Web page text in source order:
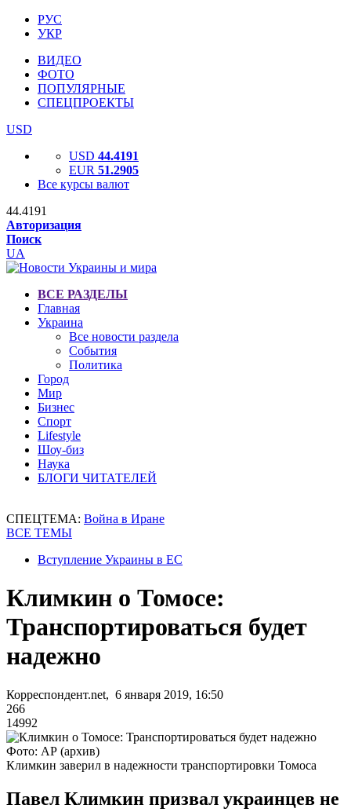
РУС
УКР
ВИДЕО
ФОТО
ПОПУЛЯРНЫЕ
СПЕЦПРОЕКТЫ
USD
USD 44.4191
EUR 51.2905
Все курсы валют
44.4191
Авторизация
Поиск
UA
ВСЕ РАЗДЕЛЫ
Главная
Украина
Все новости раздела
События
Политика
Город
Мир
Бизнес
Спорт
Lifestyle
Шоу-биз
Наука
БЛОГИ ЧИТАТЕЛЕЙ
СПЕЦТЕМА: Война в Иране
ВСЕ ТЕМЫ
Вступление Украины в ЕС
Климкин о Томосе:
Транспортироваться будет
надежно
Корреспондент.net, 6 января 2019, 16:50
266
14992
Фото: АР (архив)
Климкин заверил в надежности транспортировки Томоса
Павел Климкин призвал украинцев не